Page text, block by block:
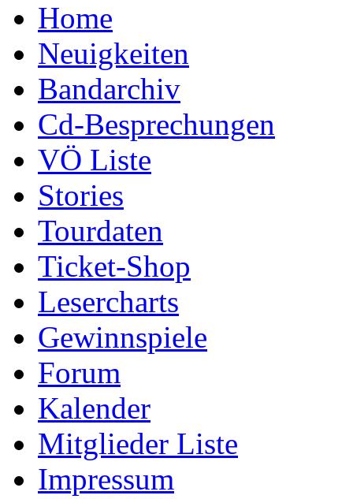
Home
Neuigkeiten
Bandarchiv
Cd-Besprechungen
VÖ Liste
Stories
Tourdaten
Ticket-Shop
Lesercharts
Gewinnspiele
Forum
Kalender
Mitglieder Liste
Impressum